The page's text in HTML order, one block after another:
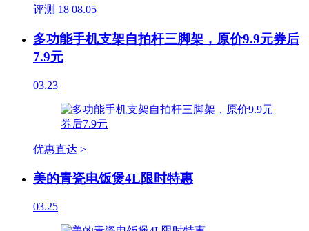
评测 18 08.05
多功能手机支架自拍杆三脚架，原价9.9元券后
7.9元
03.23
优惠直达 >
美的青瓷电饭煲4L限时特惠
03.25